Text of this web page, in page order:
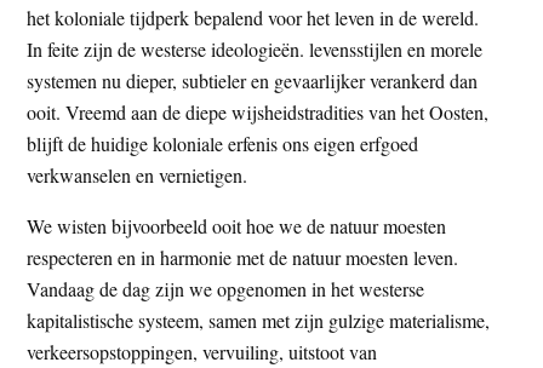
het koloniale tijdperk bepalend voor het leven in de wereld.
In feite zijn de westerse ideologieën. levensstijlen en morele
systemen nu dieper, subtieler en gevaarlijker verankerd dan
ooit. Vreemd aan de diepe wijsheidstradities van het Oosten,
blijft de huidige koloniale erfenis ons eigen erfgoed
verkwanselen en vernietigen.
We wisten bijvoorbeeld ooit hoe we de natuur moesten
respecteren en in harmonie met de natuur moesten leven.
Vandaag de dag zijn we opgenomen in het westerse
kapitalistische systeem, samen met zijn gulzige materialisme,
verkeersopstoppingen, vervuiling, uitstoot van